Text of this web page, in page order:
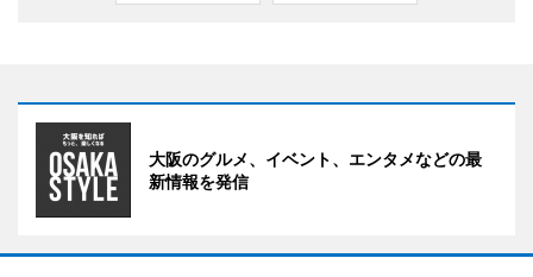
大阪のグルメ、イベント、エンタメなどの最
新情報を発信